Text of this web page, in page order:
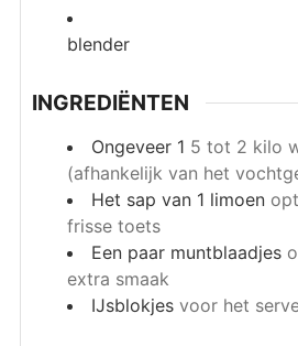
blender
INGREDIËNTEN
Ongeveer 1 5 tot 2 kilo
(afhankelijk van het
Het sap van 1 limoen
frisse toets
Een paar muntblaadjes
extra smaak
IJsblokjes voor het